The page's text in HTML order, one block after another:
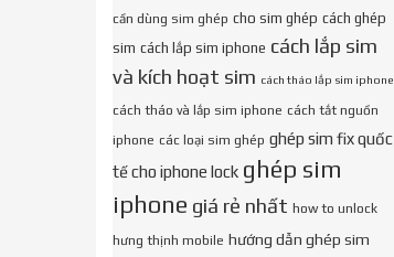
cần dùng sim ghép cho sim ghép cách ghép
sim cách lắp sim iphone cách lắp sim
và kích hoạt sim cách tháo lắp sim iphone
cách tháo và lắp sim iphone cách tắt nguồn
iphone các loại sim ghép ghép sim fix quốc
tế cho iphone lock ghép sim
iphone giá rẻ nhất how to unlock
hưng thịnh mobile hướng dẫn ghép sim